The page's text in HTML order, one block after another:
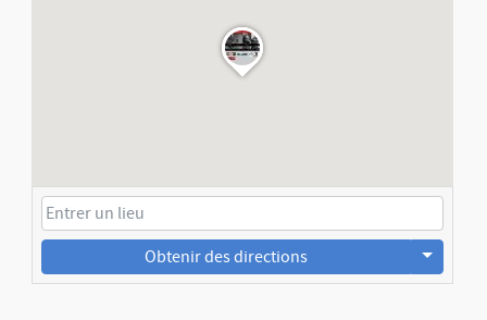
Obtenir des directions